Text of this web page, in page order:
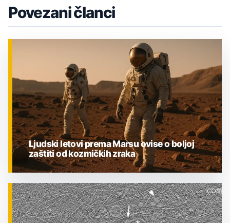
Povezani članci
ZNANOST
Ljudski letovi prema Marsu ovise o boljoj
zaštiti od kozmičkih zraka